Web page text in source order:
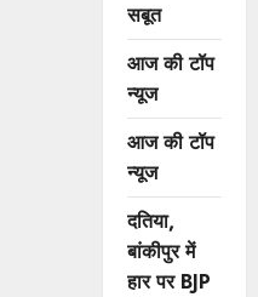
सबूत
आज की टॉप
न्यूज
आज की टॉप
न्यूज
दतिया,
बांकीपुर में
हार पर BJP